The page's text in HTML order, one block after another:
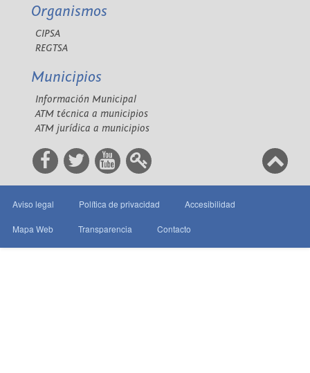
Organismos
CIPSA
REGTSA
Municipios
Información Municipal
ATM técnica a municipios
ATM jurídica a municipios
Aviso legal Política de privacidad Accesibilidad
Mapa Web Transparencia Contacto